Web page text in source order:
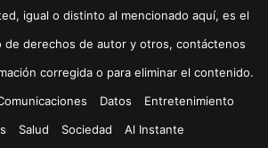
igual o distinto al mencionado aquí, es el
de derechos de autor y otros, contáctenos
corregida o para eliminar el contenido.
Datos
Entretenimiento
Salud Sociedad Al Instante